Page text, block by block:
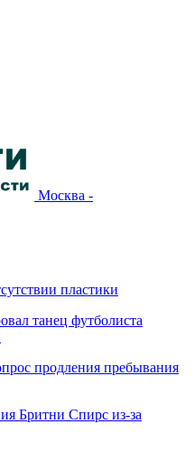
Москва -
пластики
танец футболиста
продления пребывания
Бритни Спирс из-за